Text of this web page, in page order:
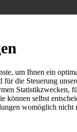
um Ihnen ein
die Steuerung
Statistikzwecken,
können selbst
womöglich